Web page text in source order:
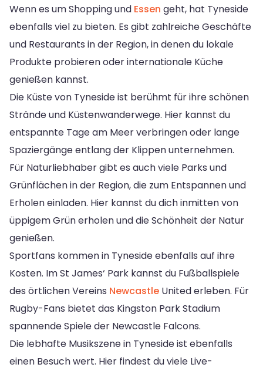
Wenn es um Shopping und Essen geht, hat Tyneside
ebenfalls viel zu bieten. Es gibt zahlreiche Geschäfte
und Restaurants in der Region, in denen du lokale
Produkte probieren oder internationale Küche
genießen kannst.
Die Küste von Tyneside ist berühmt für ihre schönen
Strände und Küstenwanderwege. Hier kannst du
entspannte Tage am Meer verbringen oder lange
Spaziergänge entlang der Klippen unternehmen.
Für Naturliebhaber gibt es auch viele Parks und
Grünflächen in der Region, die zum Entspannen und
Erholen einladen. Hier kannst du dich inmitten von
üppigem Grün erholen und die Schönheit der Natur
genießen.
Sportfans kommen in Tyneside ebenfalls auf ihre
Kosten. Im St James‘ Park kannst du Fußballspiele
des örtlichen Vereins Newcastle United erleben. Für
Rugby-Fans bietet das Kingston Park Stadium
spannende Spiele der Newcastle Falcons.
Die lebhafte Musikszene in Tyneside ist ebenfalls
einen Besuch wert. Hier findest du viele Live-